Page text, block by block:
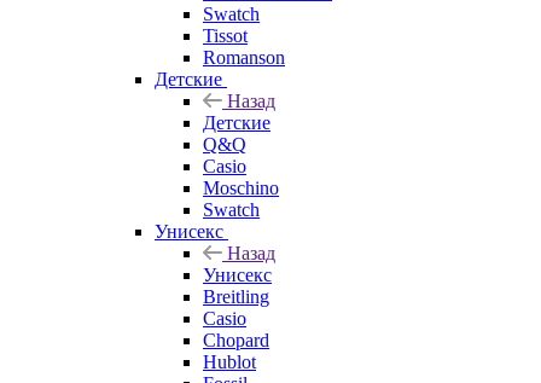
Swatch
Tissot
Romanson
Детские
Назад
Детские
Q&Q
Casio
Moschino
Swatch
Унисекс
Назад
Унисекс
Breitling
Casio
Chopard
Hublot